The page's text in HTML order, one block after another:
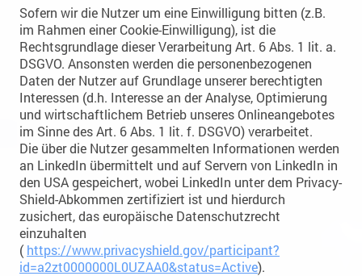
Sofern wir die Nutzer um eine Einwilligung bitten (z.B.
im Rahmen einer Cookie-Einwilligung), ist die
Rechtsgrundlage dieser Verarbeitung Art. 6 Abs. 1 lit. a.
DSGVO. Ansonsten werden die personenbezogenen
Daten der Nutzer auf Grundlage unserer berechtigten
Interessen (d.h. Interesse an der Analyse, Optimierung
und wirtschaftlichem Betrieb unseres Onlineangebotes
im Sinne des Art. 6 Abs. 1 lit. f. DSGVO) verarbeitet.
Die über die Nutzer gesammelten Informationen werden
an LinkedIn übermittelt und auf Servern von LinkedIn in
den USA gespeichert, wobei LinkedIn unter dem Privacy-
Shield-Abkommen zertifiziert ist und hierdurch
zusichert, das europäische Datenschutzrecht
einzuhalten
( https://www.privacyshield.gov/participant?
id=a2zt0000000L0UZAA0&status=Active).